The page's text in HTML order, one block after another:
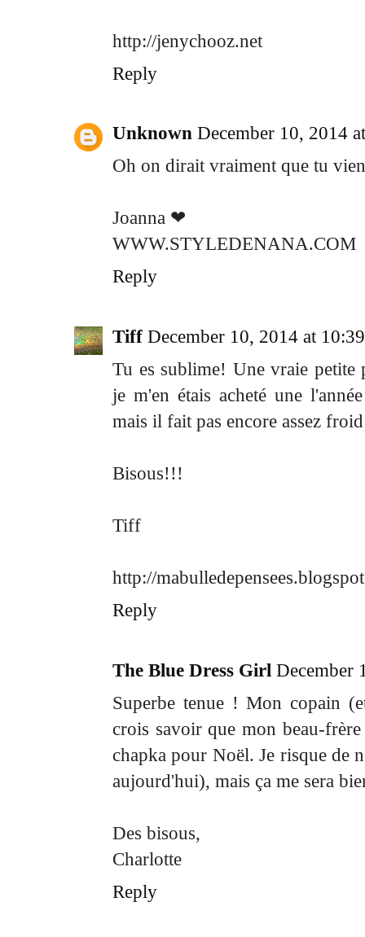
http://jenychooz.net
Reply
Unknown December 10, 2014
Oh on dirait vraiment que tu
Joanna ❤
WWW.STYLEDENANA.COM
Reply
Tiff December 10, 2014 at
Tu es sublime! Une vraie
je m'en étais acheté une
mais il fait pas encore assez
Bisous!!!
Tiff
http://
Reply
The Blue Dress Girl December
Superbe tenue ! Mon copain
crois savoir que mon beau-
chapka pour Noël. Je risque de
aujourd'hui), mais ça me sera
Des bisous,
Charlotte
Reply